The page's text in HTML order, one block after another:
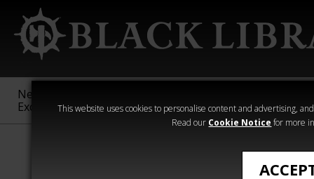
This website uses cookies to personalise content and advertising,
Read our Cookie Notice for more
New &
Exclusive
Sigmar
40,000
Heresy